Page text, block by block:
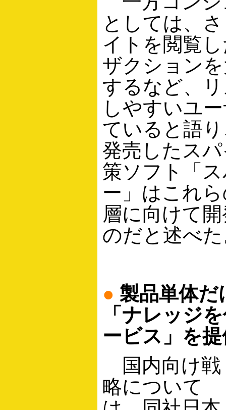
としては、
イトを閲覧
ザクション
するなど、
しやすいユ
ていると語
発売したス
策ソフト「
ー」はこれ
層に向けて
のだと述べ
● 製品単体だ
「ナレッジ
ービス」を
国内向け戦
略について